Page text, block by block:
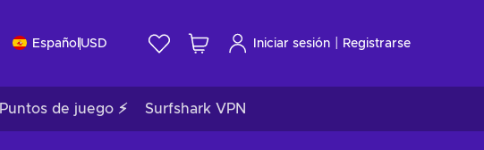
Español USD Iniciar sesión Registrarse
Puntos de juego ⚡ Surfshark VPN